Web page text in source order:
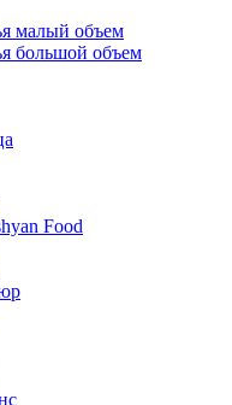
малый объем
большой объем
Food